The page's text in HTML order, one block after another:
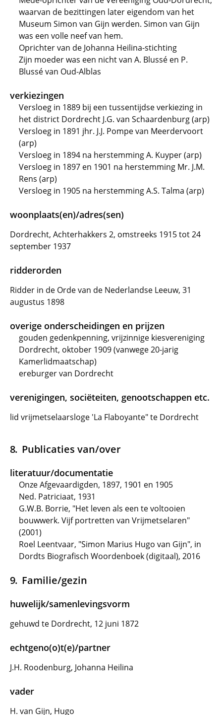
waarvan de bezittingen later eigendom van het
Museum Simon van Gijn werden. Simon van Gijn
was een volle neef van hem.
Oprichter van de Johanna Heilina-stichting
Zijn moeder was een nicht van A. Blussé en P.
Blussé van Oud-Alblas
verkiezingen
Versloeg in 1889 bij een tussentijdse verkiezing in
het district Dordrecht J.G. van Schaardenburg (arp)
Versloeg in 1891 jhr. J.J. Pompe van Meerdervoort
(arp)
Versloeg in 1894 na herstemming A. Kuyper (arp)
Versloeg in 1897 en 1901 na herstemming Mr. J.M.
Rens (arp)
Versloeg in 1905 na herstemming A.S. Talma (arp)
woonplaats(en)/adres(sen)
Dordrecht, Achterhakkers 2, omstreeks 1915 tot 24
september 1937
ridderorden
Ridder in de Orde van de Nederlandse Leeuw, 31
augustus 1898
overige onderscheidingen en prijzen
gouden gedenkpenning, vrijzinnige kiesvereniging
Dordrecht, oktober 1909 (vanwege 20-jarig
Kamerlidmaatschap)
ereburger van Dordrecht
verenigingen, sociëteiten, genootschappen etc.
lid vrijmetselaarsloge 'La Flaboyante" te Dordrecht
Publicaties van/over
literatuur/documentatie
Onze Afgevaardigden, 1897, 1901 en 1905
Ned. Patriciaat, 1931
G.W.B. Borrie, "Het leven als een te voltooien
bouwwerk. Vijf portretten van Vrijmetselaren"
(2001)
Roel Leentvaar, "Simon Marius Hugo van Gijn", in
Dordts Biografisch Woordenboek (digitaal), 2016
Familie/gezin
huwelijk/samenlevingsvorm
gehuwd te Dordrecht, 12 juni 1872
echtgeno(o)t(e)/partner
J.H. Roodenburg, Johanna Heilina
vader
H. van Gijn, Hugo